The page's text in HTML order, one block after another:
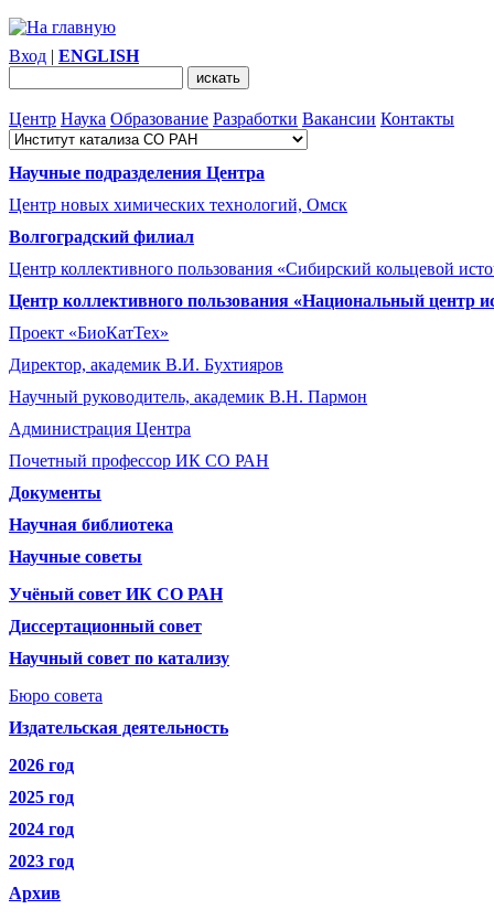
Вход | ENGLISH
Центр Наука Образование Разработки Вакансии Контакты
Научные подразделения Центра
Центр новых химических технологий, Омск
Волгоградский филиал
Центр коллективного пользования «Сибирский кольцевой
Центр коллективного пользования «Национальный центр
Проект «БиоКатТех»
Директор, академик В.И. Бухтияров
Научный руководитель, академик В.Н. Пармон
Администрация Центра
Почетный профессор ИК СО РАН
Документы
Научная библиотека
Научные советы
Учёный совет ИК СО РАН
Диссертационный совет
Научный совет по катализу
Бюро совета
Издательская деятельность
2026 год
2025 год
2024 год
2023 год
Архив